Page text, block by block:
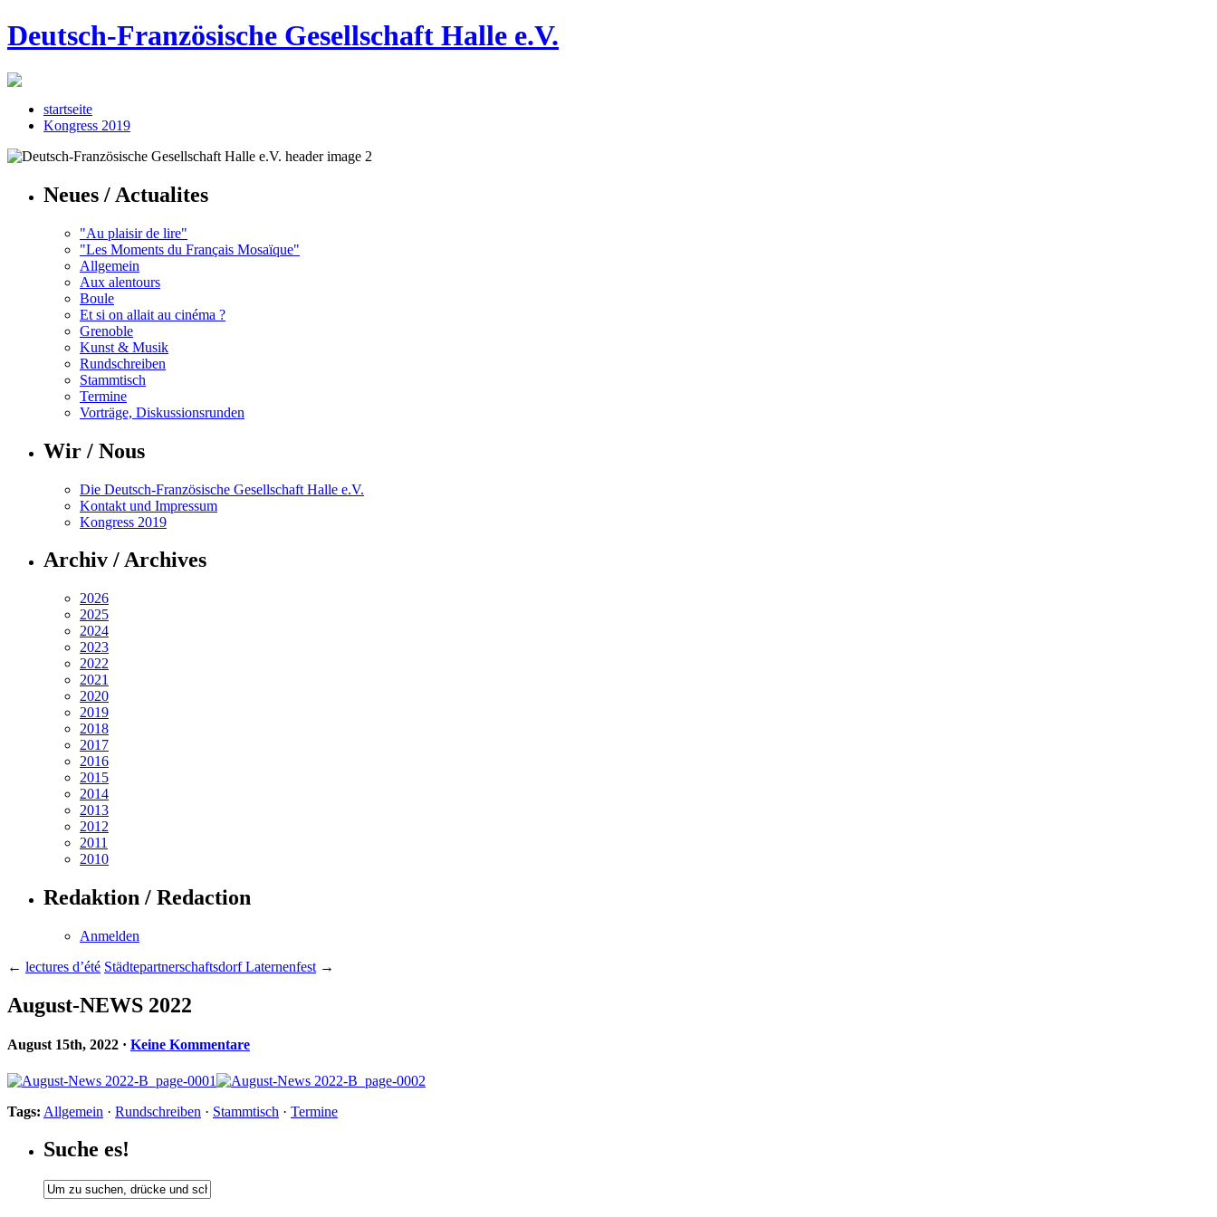
Deutsch-Französische Gesellschaft Halle e.V.
startseite
Kongress 2019
Neues / Actualites
"Au plaisir de lire"
"Les Moments du Français Mosaïque"
Allgemein
Aux alentours
Boule
Et si on allait au cinéma ?
Grenoble
Kunst & Musik
Rundschreiben
Stammtisch
Termine
Vorträge, Diskussionsrunden
Wir / Nous
Die Deutsch-Französische Gesellschaft Halle e.V.
Kontakt und Impressum
Kongress 2019
Archiv / Archives
2026
2025
2024
2023
2022
2021
2020
2019
2018
2017
2016
2015
2014
2013
2012
2011
2010
Redaktion / Redaction
Anmelden
← lectures d’été Städtepartnerschaftsdorf Laternenfest →
August-NEWS 2022
August 15th, 2022 · Keine Kommentare
Tags: Allgemein · Rundschreiben · Stammtisch · Termine
Suche es!